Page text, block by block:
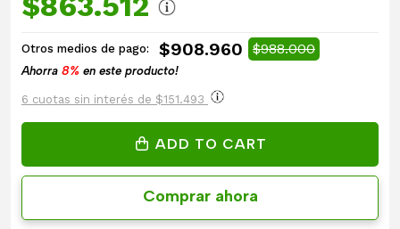
Otros medios de pago: $908.960 $988.000
Ahorra 8% en este producto!
6 cuotas sin interés de $151.493
ADD TO CART
Comprar ahora